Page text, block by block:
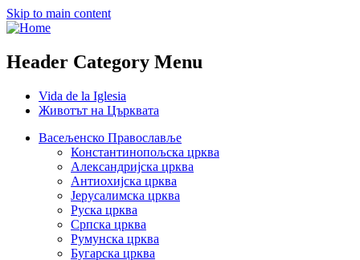
Skip to main content
Header Category Menu
Vida de la Iglesia
Животът на Църквата
Васељенско Православље
Константинопољска црква
Александријска црква
Антиохијска црква
Јерусалимска црква
Руска црква
Српска црква
Румунска црква
Бугарска црква